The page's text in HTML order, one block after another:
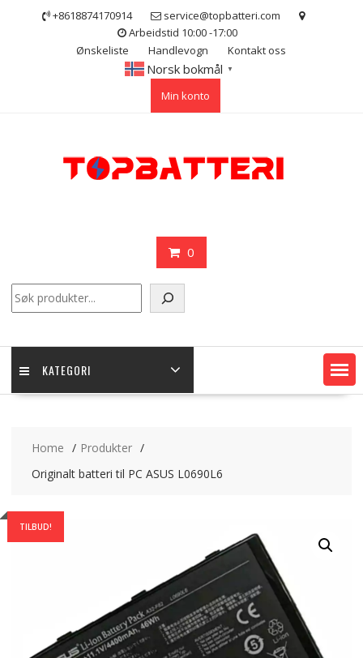
+8618874170914
service@topbatteri.com
Arbeidstid 10:00 -17:00
Ønskeliste
Handlevogn Kontakt oss
Norsk bokmål ▼
Min konto
0
KATEGORI
Home
Produkter
Originalt batteri til PC ASUS L0690L6
TILBUD!